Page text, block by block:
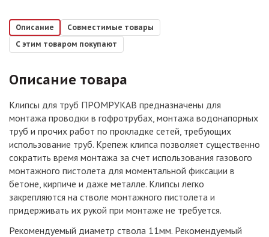
Описание
Совместимые товары
С этим товаром покупают
Описание товара
Клипсы для труб ПРОМРУКАВ предназначены для
монтажа проводки в гофротрубах, монтажа водонапорных
труб и прочих работ по прокладке сетей, требующих
использование труб. Крепеж клипса позволяет существенно
сократить время монтажа за счет использования газового
монтажного пистолета для моментальной фиксации в
бетоне, кирпиче и даже металле. Клипсы легко
закрепляются на стволе монтажного пистолета и
придерживать их рукой при монтаже не требуется.
Рекомендуемый диаметр ствола 11мм. Рекомендуемый